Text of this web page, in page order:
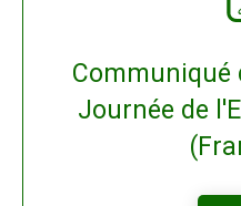
Communiqué
Journée de